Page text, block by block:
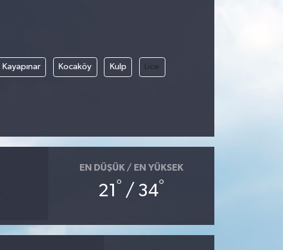
Kayapınar Kocaköy Kulp Lice
EN DÜŞÜK / EN YÜKSEK
21° / 34°